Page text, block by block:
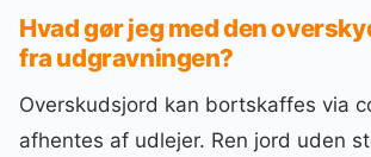
Hvad gør jeg med den
fra udgravningen?
Overskudsjord kan bortskaffes via
afhentes af udlejer. Ren jord uden